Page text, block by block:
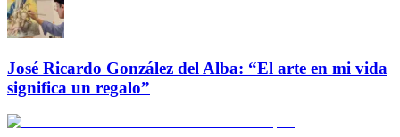
José Ricardo González del Alba: “El arte en mi vida
significa un regalo”